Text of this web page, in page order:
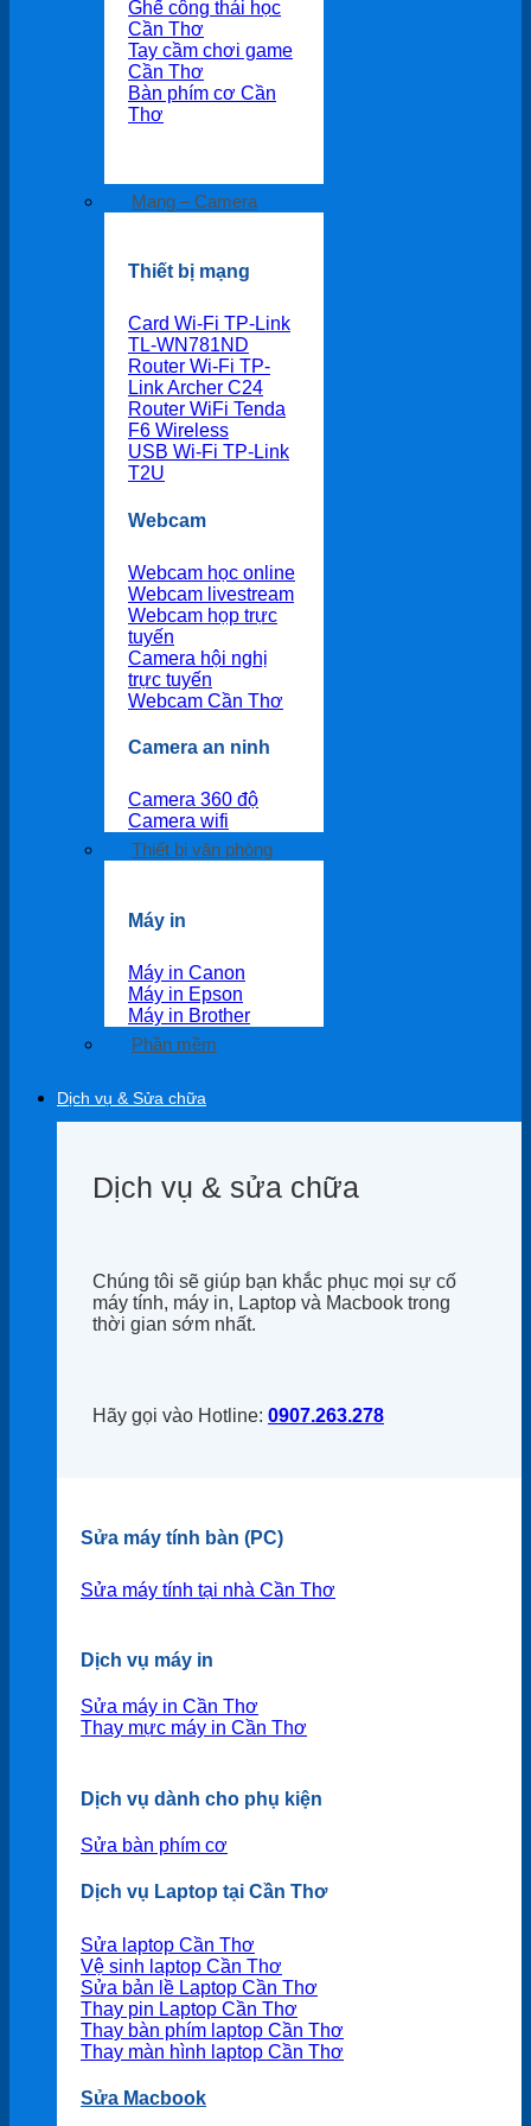
Ghế công thái học
Cần Thơ
Tay cầm chơi game
Cần Thơ
Bàn phím cơ Cần
Thơ
Mạng – Camera
Thiết bị mạng
Card Wi-Fi TP-Link
TL-WN781ND
Router Wi-Fi TP-
Link Archer C24
Router WiFi Tenda
F6 Wireless
USB Wi-Fi TP-Link
T2U
Webcam
Webcam học online
Webcam livestream
Webcam họp trực
tuyến
Camera hội nghị
trực tuyến
Webcam Cần Thơ
Camera an ninh
Camera 360 độ
Camera wifi
Thiết bị văn phòng
Máy in
Máy in Canon
Máy in Epson
Máy in Brother
Phần mềm
Dịch vụ & Sửa chữa
Dịch vụ & sửa chữa
Chúng tôi sẽ giúp bạn khắc phục mọi sự cố
máy tính, máy in, Laptop và Macbook trong
thời gian sớm nhất.
Hãy gọi vào Hotline: 0907.263.278
Sửa máy tính bàn (PC)
Sửa máy tính tại nhà Cần Thơ
Dịch vụ máy in
Sửa máy in Cần Thơ
Thay mực máy in Cần Thơ
Dịch vụ dành cho phụ kiện
Sửa bàn phím cơ
Dịch vụ Laptop tại Cần Thơ
Sửa laptop Cần Thơ
Vệ sinh laptop Cần Thơ
Sửa bản lề Laptop Cần Thơ
Thay pin Laptop Cần Thơ
Thay bàn phím laptop Cần Thơ
Thay màn hình laptop Cần Thơ
Sửa Macbook